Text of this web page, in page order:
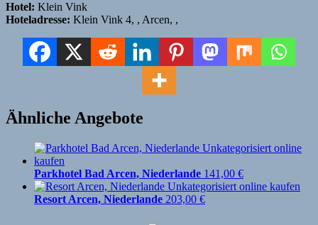
Hotel: Klein Vink
Hoteladresse: Klein Vink 4, , Arcen, ,
Ähnliche Angebote
Parkhotel Bad Arcen, Niederlande 141,00 €
Resort Arcen, Niederlande 203,00 €